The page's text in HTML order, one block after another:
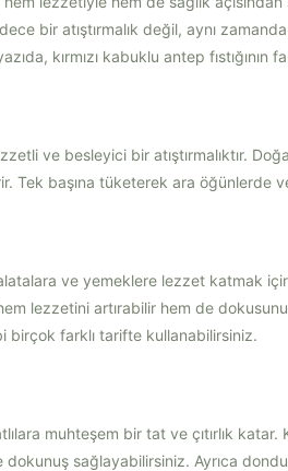
bir atıştırmalık değil, aynı
kırmızı kabuklu antep fıstığının
ve besleyici bir atıştırmalıktır.
Tek başına tüketerek ara öğünlerde
salatalara ve yemeklere lezzet katmak
lezzetini artırabilir hem de
birçok farklı tarifte kullanabilirsiniz.
muhteşem bir tat ve çıtırlık
sağlayabilirsiniz. Ayrıca